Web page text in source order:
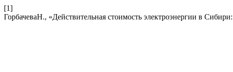
[1]
ГорбачеваН., «Действительная стоимость электроэнергии в